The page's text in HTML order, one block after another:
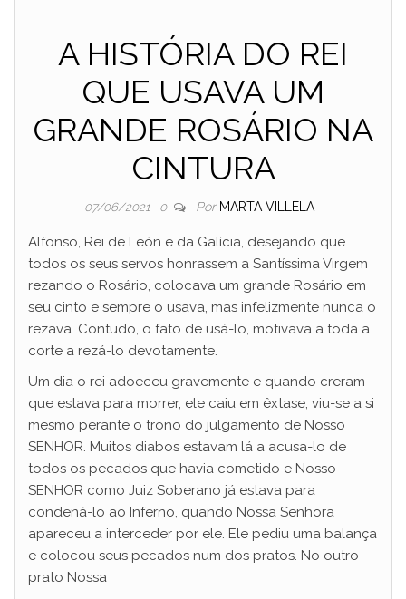
A HISTÓRIA DO REI
QUE USAVA UM
GRANDE ROSÁRIO NA
CINTURA
07/06/2021 0 Por MARTA VILLELA
Alfonso, Rei de León e da Galícia, desejando que
todos os seus servos honrassem a Santíssima Virgem
rezando o Rosário, colocava um grande Rosário em
seu cinto e sempre o usava, mas infelizmente nunca o
rezava. Contudo, o fato de usá-lo, motivava a toda a
corte a rezá-lo devotamente.
Um dia o rei adoeceu gravemente e quando creram
que estava para morrer, ele caiu em êxtase, viu-se a si
mesmo perante o trono do julgamento de Nosso
SENHOR. Muitos diabos estavam lá a acusa-lo de
todos os pecados que havia cometido e Nosso
SENHOR como Juiz Soberano já estava para
condená-lo ao Inferno, quando Nossa Senhora
apareceu a interceder por ele. Ele pediu uma balança
e colocou seus pecados num dos pratos. No outro
prato Nossa